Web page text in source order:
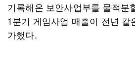
기록해온 보안사업부를 물적분
1분기 게임사업 매출이 전년 같
가했다.